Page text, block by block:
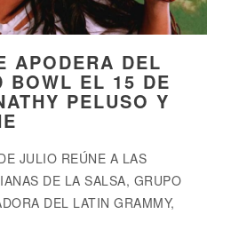
APODERA DEL
BOWL EL 15 DE
PELUSO Y
JULIO REÚNE A LAS
DE LA SALSA, GRUPO
DEL LATIN GRAMMY,